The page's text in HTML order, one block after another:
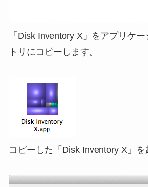
「Disk Inventory X」をアプリケ
トリにコピーします。
コピーした「Disk Inventory X」を